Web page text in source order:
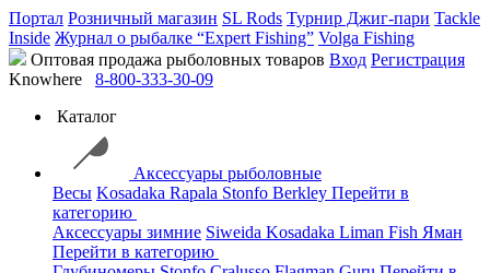
Портал Розничный магазин SL Rods Турнир Джиг-пари Tackle
Inside Журнал о рыбалке “Expert Fishing” Volga Fishing
Оптовая продажа рыболовных товаров Вход Регистрация
Knowhere
8-800-333-30-09
Каталог
Аксессуары рыболовные
Весы Kosadaka Rapala Stonfo Berkley Перейти в
категорию
Аксессуары зимние Siweida Kosadaka Liman Fish Яман
Перейти в категорию